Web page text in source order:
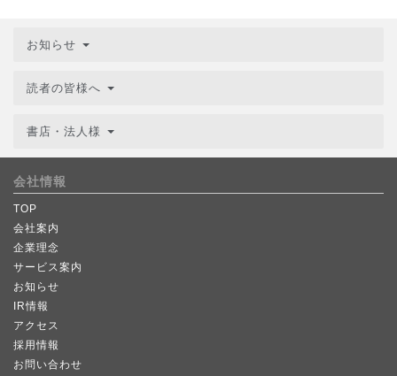
お知らせ
読者の皆様へ
書店・法人様
会社情報
TOP
会社案内
企業理念
サービス案内
お知らせ
IR情報
アクセス
採用情報
お問い合わせ